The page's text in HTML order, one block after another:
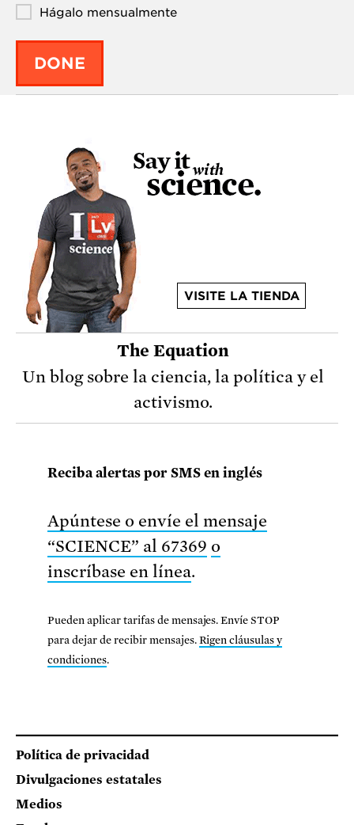
Hágalo mensualmente
DONE
VISITE LA TIENDA
The Equation
Un blog sobre la ciencia, la política y el
activismo.
Reciba alertas por SMS en inglés
Apúntese o envíe el mensaje
“SCIENCE” al 67369 o
inscríbase en línea.
Pueden aplicar tarifas de mensajes. Envíe STOP
para dejar de recibir mensajes. Rigen cláusulas y
condiciones.
Footer
Política de privacidad
Divulgaciones estatales
Medios